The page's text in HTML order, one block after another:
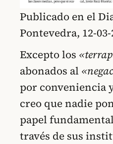
Publicado en el
Pontevedra, 12-03-
Excepto los
abonados al
por conveniencia
creo que nadie
papel
través de sus